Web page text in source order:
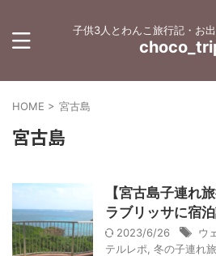
子供3人とわんこ旅行記・お
HOME > 宮古島
宮古島
【宮古島子連れ
ラブリッサに宿
2023/6/26 ウ
テルレポ 冬の子連れ